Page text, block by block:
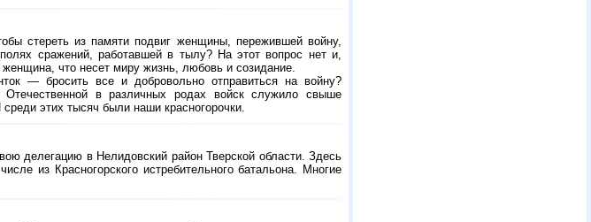
стереть из памяти подвиг женщины, пережившей войну,
сражений, работавшей в тылу? На этот вопрос нет и,
женщина, что несет миру жизнь, любовь и созидание.
— бросить все и добровольно отправиться на войну?
в различных родах войск служило свыше
этих тысяч были наши красногорочки.
делегацию в Нелидовский район Тверской области. Здесь
из Красногорского истребительного батальона. Многие